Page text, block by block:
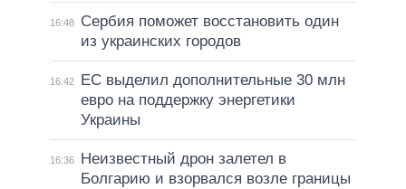
16:48
Сербия поможет восстановить один
из украинских городов
16:42
ЕС выделил дополнительные 30 млн
евро на поддержку энергетики
Украины
16:36
Неизвестный дрон залетел в
Болгарию и взорвался возле границы